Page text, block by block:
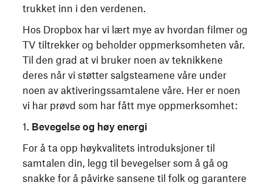
trukket inn i den verdenen.
Hos Dropbox har vi lært mye av hvordan filmer og
TV tiltrekker og beholder oppmerksomheten vår.
Til den grad at vi bruker noen av teknikkene
deres når vi støtter salgsteamene våre under
noen av aktiveringssamtalene våre. Her er noen
vi har prøvd som har fått mye oppmerksomhet:
1. Bevegelse og høy energi
For å ta opp høykvalitets introduksjoner til
samtalen din, legg til bevegelser som å gå og
snakke for å påvirke sansene til folk og garantere